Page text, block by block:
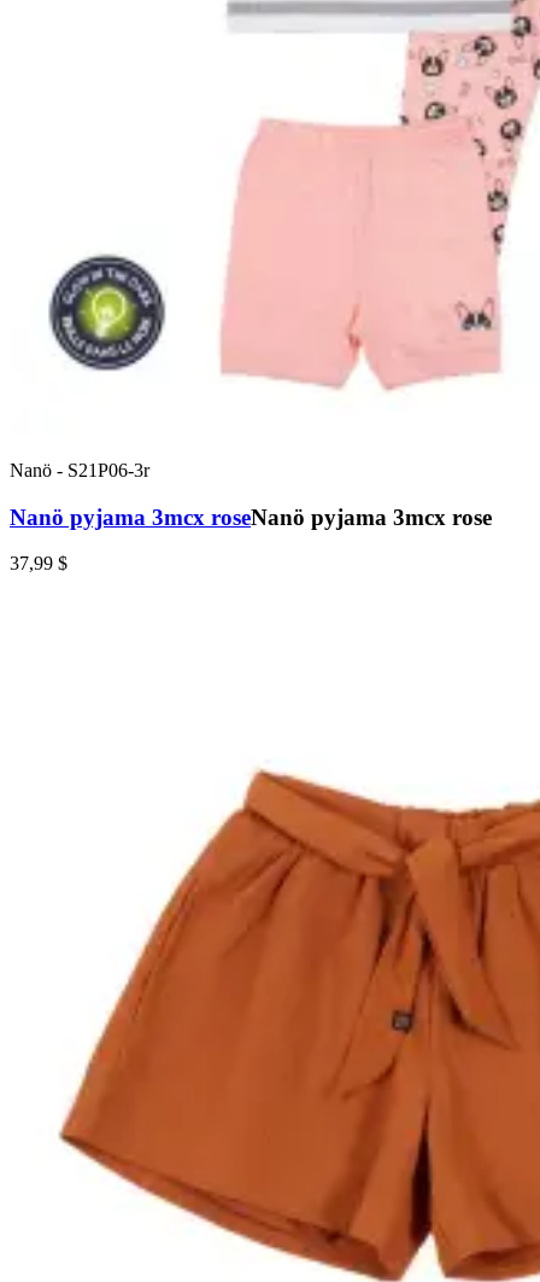
Nanö - S21P06-3r
Nanö pyjama 3mcx roseNanö pyjama 3mcx rose
37,99 $